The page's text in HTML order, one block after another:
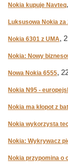
Nokia kupuje Navteq
Luksusowa Nokia
Nokia 6301 z UMA,
Nokia: Nowy
Nowa Nokia 6555,
Nokia N95 -
Nokia ma kłopot z
Nokia wykorzysta
Nokia: Wykrywacz
Nokia przypomina o